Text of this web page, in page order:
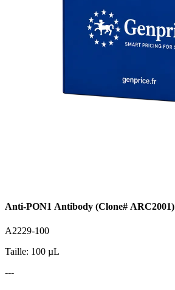
Anti-PON1 Antibody (Clone# ARC2001)
A2229-100
Taille: 100 µL
---